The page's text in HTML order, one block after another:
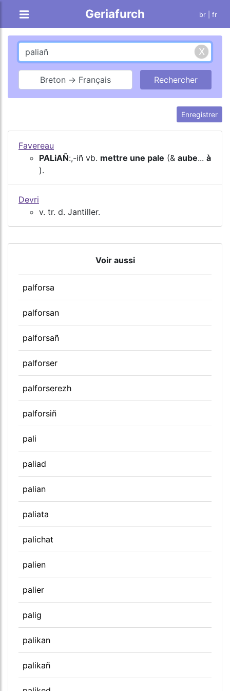
Geriafurch br | fr
Breton → Français
Enregistrer
Favereau
PALiAÑ:,-iñ vb. mettre une pale (& aube... à
).
Devri
v. tr. d. Jantiller.
Voir aussi
palforsa
palforsan
palforsañ
palforser
palforserezh
palforsiñ
pali
paliad
palian
paliata
palichat
palien
palier
palig
palikan
palikañ